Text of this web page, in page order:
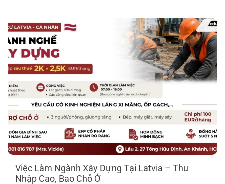
chỗ ở. Đây là công việc rất [...]
Việc Làm Ngành Xây Dựng Tại Latvia – Thu
Nhập Cao, Bao Chỗ Ở